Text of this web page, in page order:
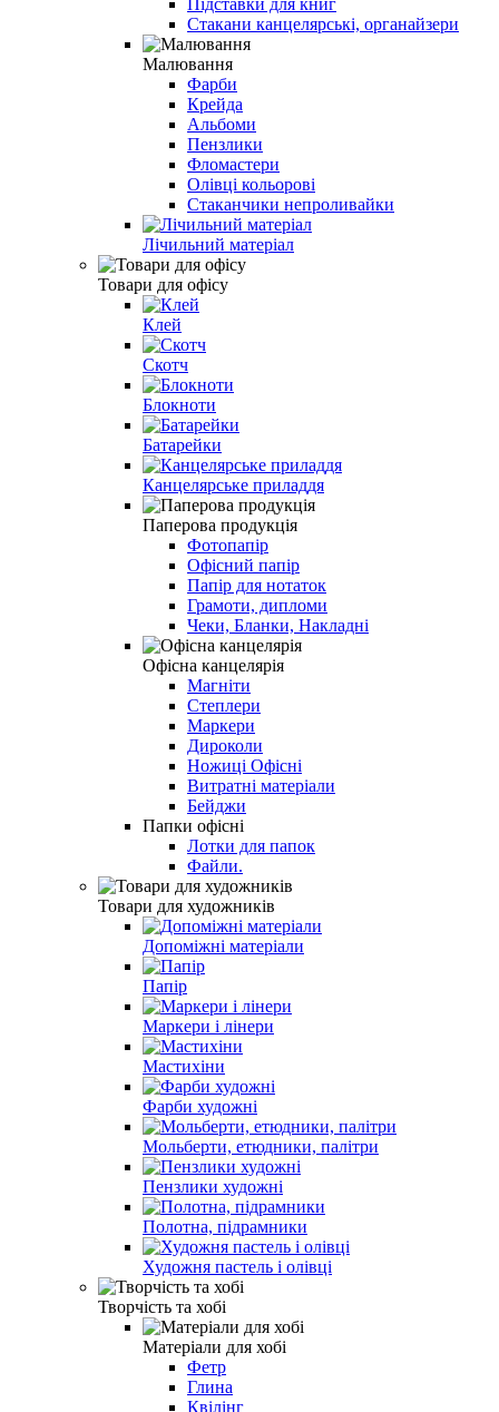
Стакани канцелярські, органайзери
Малювання
Фарби
Крейда
Альбоми
Пензлики
Фломастери
Олівці кольорові
Стаканчики непроливайки
Лічильний матеріал
Товари для офісу
Клей
Скотч
Блокноти
Батарейки
Канцелярське приладдя
Паперова продукція
Фотопапір
Офісний папір
Папір для нотаток
Грамоти, дипломи
Чеки, Бланки, Накладні
Офісна канцелярія
Магніти
Степлери
Маркери
Дироколи
Ножиці Офісні
Витратні матеріали
Бейджи
Папки офісні
Лотки для папок
Файли.
Товари для художників
Допоміжні матеріали
Папір
Маркери і лінери
Мастихіни
Фарби художні
Мольберти, етюдники, палітри
Пензлики художні
Полотна, підрамники
Художня пастель і олівці
Творчість та хобі
Матеріали для хобі
Фетр
Глина
Квілінг